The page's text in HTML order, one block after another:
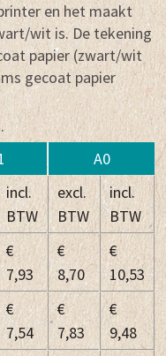
en het maakt
wit is. De tekening
papier (zwart/wit
gecoat papier
A0
incl.
BTW
excl.
BTW
incl.
BTW
€
7,93
€
8,70
€
10,53
€
7,54
€
7,83
€
9,48